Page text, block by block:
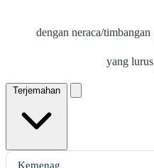
dengan neraca/timbangan
yang lurus
Terjemahan